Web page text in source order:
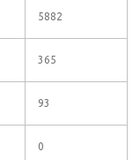
5882
365
93
0